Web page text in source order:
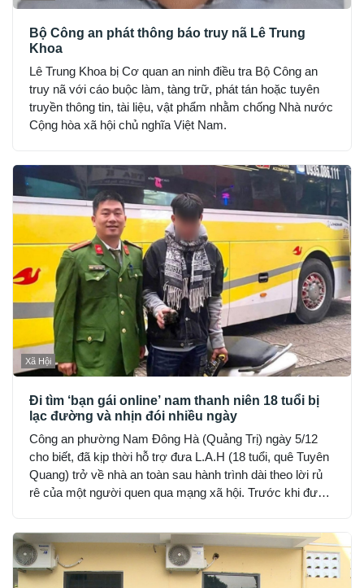
Bộ Công an phát thông báo truy nã Lê Trung
Khoa
Lê Trung Khoa bị Cơ quan an ninh điều tra Bộ Công an
truy nã với cáo buộc làm, tàng trữ, phát tán hoặc tuyên
truyền thông tin, tài liệu, vật phẩm nhằm chống Nhà nước
Cộng hòa xã hội chủ nghĩa Việt Nam.
Xã Hội
Đi tìm ‘bạn gái online’ nam thanh niên 18 tuổi bị
lạc đường và nhịn đói nhiều ngày
Công an phường Nam Đông Hà (Quảng Trị) ngày 5/12
cho biết, đã kịp thời hỗ trợ đưa L.A.H (18 tuổi, quê Tuyên
Quang) trở về nhà an toàn sau hành trình dài theo lời rủ
rê của một người quen qua mạng xã hội. Trước khi được